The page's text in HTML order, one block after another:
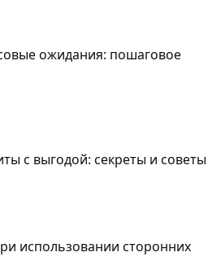
ожидания: пошаговое
с выгодой: секреты и советы
использовании сторонних